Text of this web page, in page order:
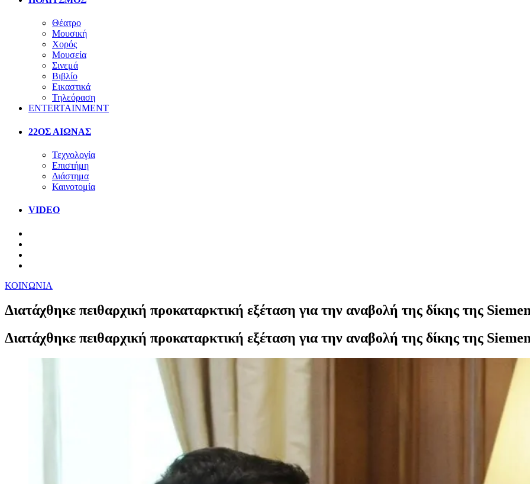
Θέατρο
Μουσική
Χορός
Μουσεία
Σινεμά
Βιβλίο
Εικαστικά
Τηλεόραση
ENTERTAINMENT
22ΟΣ ΑΙΩΝΑΣ
Τεχνολογία
Επιστήμη
Διάστημα
Καινοτομία
VIDEO
ΚΟΙΝΩΝΙΑ
Διατάχθηκε πειθαρχική προκαταρκτική εξέταση για την αναβολή της δίκης της
Διατάχθηκε πειθαρχική προκαταρκτική εξέταση για την αναβολή της δίκης της